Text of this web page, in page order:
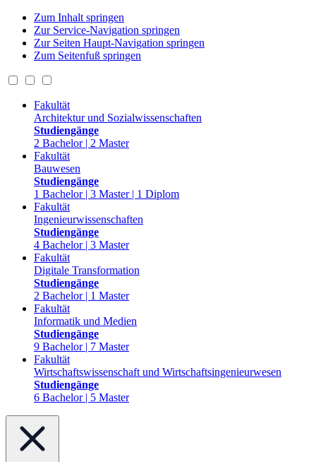
Zum Inhalt springen
Zur Service-Navigation springen
Zur Seiten Haupt-Navigation springen
Zum Seitenfuß springen
Fakultät
Architektur und Sozialwissenschaften
Studiengänge
2 Bachelor | 2 Master
Fakultät
Bauwesen
Studiengänge
1 Bachelor | 3 Master | 1 Diplom
Fakultät
Ingenieurwissenschaften
Studiengänge
4 Bachelor | 3 Master
Fakultät
Digitale Transformation
Studiengänge
2 Bachelor | 1 Master
Fakultät
Informatik und Medien
Studiengänge
9 Bachelor | 7 Master
Fakultät
Wirtschaftswissenschaft und Wirtschaftsingenieurwesen
Studiengänge
6 Bachelor | 5 Master